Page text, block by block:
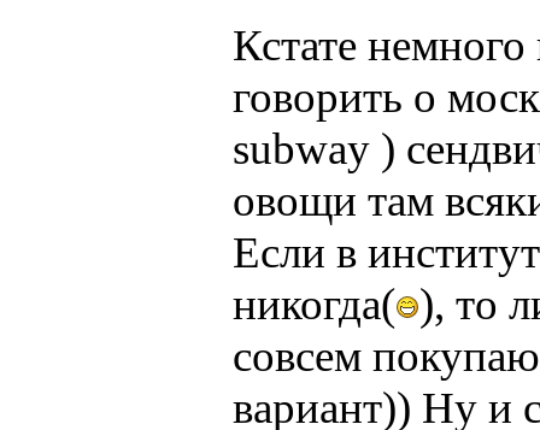
Кстате
говорить о
subway )
овощи там
Если в
никогда( ), то
совсем
вариант)) Ну и